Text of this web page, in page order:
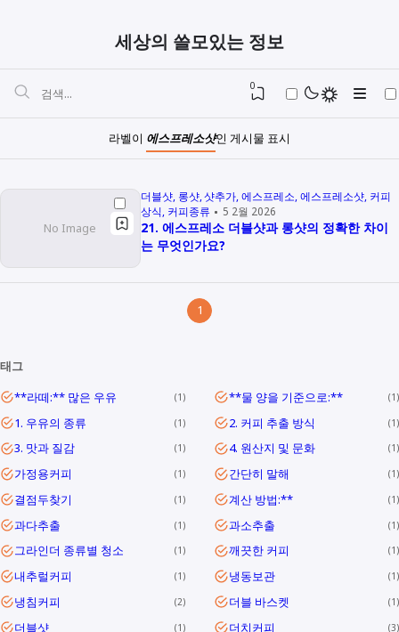
세상의 쓸모있는 정보
0
라벨이 에스프레소샷인 게시물 표시
더블샷 롱샷 샷추가 에스프레소 에스프레소샷 커피
상식 커피종류 5 2월 2026
21. 에스프레소 더블샷과 롱샷의 정확한 차이
는 무엇인가요?
1
태그
**라떼:** 많은 우유
1 **물 양을 기준으로:** 1
1. 우유의 종류 1 2. 커피 추출 방식 1
3. 맛과 질감 1 4. 원산지 및 문화 1
가정용커피 1 간단히 말해 1
결점두찾기 1 계산 방법:** 1
과다추출 1 과소추출 1
그라인더 종류별 청소 1 깨끗한 커피 1
내추럴커피 1 냉동보관 1
냉침커피 2 더블 바스켓 1
더블샷 1 더치커피 3